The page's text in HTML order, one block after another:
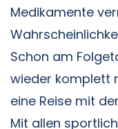
Medikamente
Schon am
wieder komplett
eine Reise mit
Mit allen